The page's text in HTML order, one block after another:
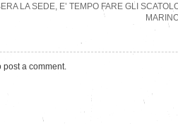
LA SEDE, E’ TEMPO FARE GLI
post a comment.